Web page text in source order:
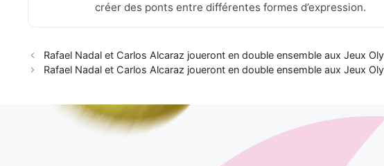
créer des ponts entre différentes formes d’expression.
Rafael Nadal et Carlos Alcaraz joueront en double ensemble aux Jeux
Rafael Nadal et Carlos Alcaraz joueront en double ensemble aux Jeux